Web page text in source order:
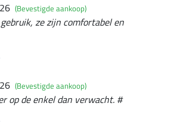
(Bevestigde aankoop)
ze zijn comfortabel en
(Bevestigde aankoop)
op de enkel dan verwacht. #